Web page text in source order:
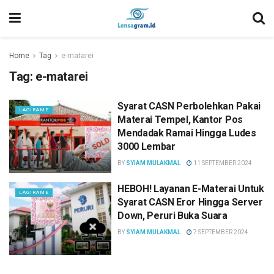
Home Tag e-matarei
Tag: e-matarei
LAGIRAME
Syarat CASN Perbolehkan Pakai
Materai Tempel, Kantor Pos
Mendadak Ramai Hingga Ludes
3000 Lembar
BY SYIAM MULAKMAL 11 SEPTEMBER 2024
LAGIRAME
HEBOH! Layanan E-Materai Untuk
Syarat CASN Eror Hingga Server
Down, Peruri Buka Suara
BY SYIAM MULAKMAL 7 SEPTEMBER 2024